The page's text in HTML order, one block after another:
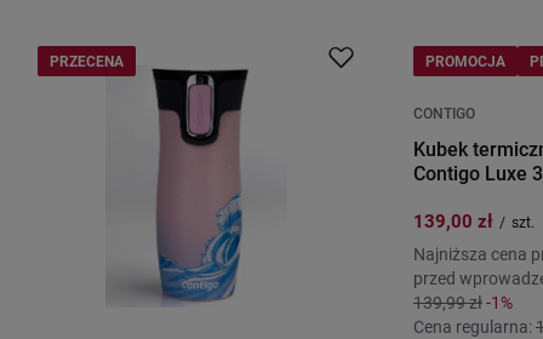
PRZECENA PROMOCJA
CONTIGO
Kubek
Contigo Luxe
139,00 zł / szt.
Najniższa cena
przed
139,99 zł-1%
Cena regularna: